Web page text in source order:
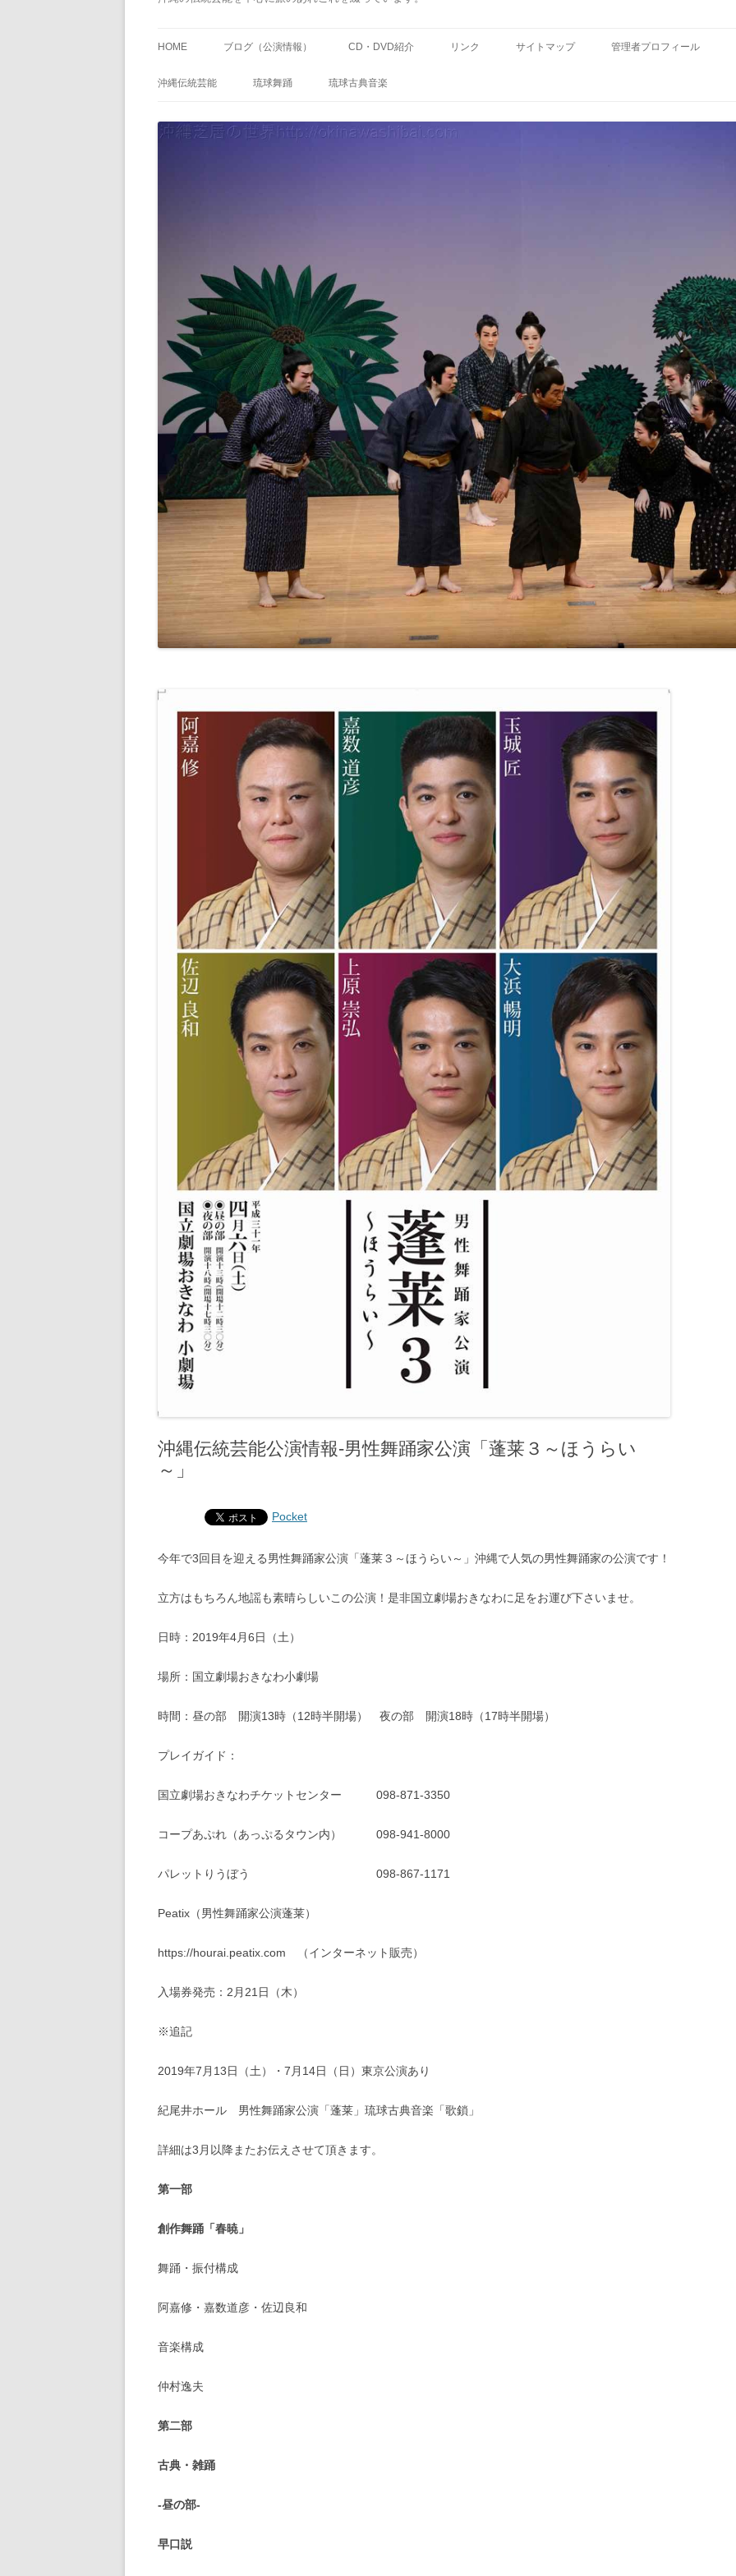
ン
ッ
HOME ブログ（公演情報） CD・DVD紹介 リンク サイトマップ 管理者プロフィール
沖縄伝統芸能 琉球舞踊 琉球古典音楽
沖縄伝統芸能公演情報‐男性舞踊家公演「蓬莱３～ほうらい
～」
Pocket
今年で3回目を迎える男性舞踊家公演「蓬莱３～ほうらい～」沖縄で人気の男性舞踊家の公演です！
立方はもちろん地謡も素晴らしいこの公演！是非国立劇場おきなわに足をお運び下さいませ。
日時：2019年4月6日（土）
場所：国立劇場おきなわ小劇場
時間：昼の部 開演13時（12時半開場） 夜の部 開演18時（17時半開場）
プレイガイド：
国立劇場おきなわチケットセンター 098-871-3350
コープあぷれ（あっぷるタウン内） 098-941-8000
パレットりうぼう 098-867-1171
Peatix（男性舞踊家公演蓬莱）
https://hourai.peatix.com （インターネット販売）
入場券発売：2月21日（木）
※追記
2019年7月13日（土）・7月14日（日）東京公演あり
紀尾井ホール 男性舞踊家公演「蓬莱」琉球古典音楽「歌鎖」
詳細は3月以降またお伝えさせて頂きます。
第一部
創作舞踊「春暁」
舞踊・振付構成
阿嘉修・嘉数道彦・佐辺良和
音楽構成
仲村逸夫
第二部
古典・雑踊
-昼の部-
早口説